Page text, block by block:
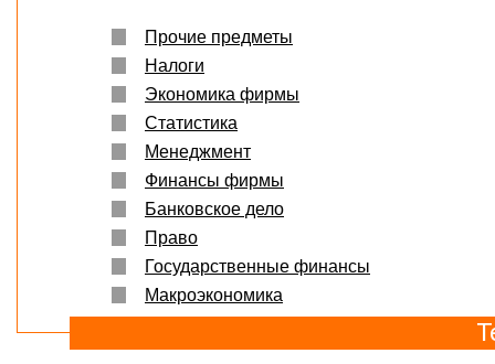
Прочие предметы
Налоги
Экономика фирмы
Статистика
Менеджмент
Финансы фирмы
Банковское дело
Право
Государственные финансы
Макроэкономика